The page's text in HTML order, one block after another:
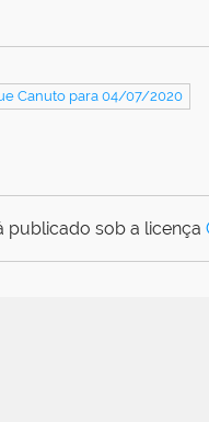
Canuto para 04/07/2020
publicado sob a licença